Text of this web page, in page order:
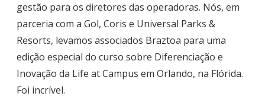
gestão para os diretores das operadoras. Nós, em
parceria com a Gol, Coris e Universal Parks &
Resorts, levamos associados Braztoa para uma
edição especial do curso sobre Diferenciação e
Inovação da Life at Campus em Orlando, na Flórida.
Foi incrível.